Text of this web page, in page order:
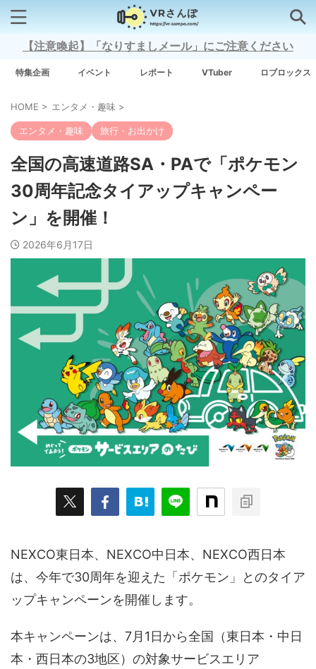
検索はコチラから
Grow A Garden（庭を成長させる）
タグ一覧
BitStar（ぶいらいぶ） CG(2D/3D) esports
Fortnite HMD HoloModels Music NEWS
Roblox Steam TGS VRChat
にじさんじ アウトドア アニメ アプリ
アミューズメント
ゲーム コスプレ スポーツ
パノラマ ボカロ メタバース レポート
仮想通貨/NFT 季節 映画
音声（ボイス）
【注意喚起】「なりすましメール」にご注意ください
特集企画 イベント レポート VTuber ロブロックス
HOME > エンタメ・趣味 >
エンタメ・趣味 旅行・お出かけ
全国の高速道路SA・PAで「ポケモン
30周年記念タイアップキャンペー
ン」を開催！
2026年6月17日
NEXCO東日本、NEXCO中日本、NEXCO西日本
は、今年で30周年を迎えた「ポケモン」とのタイア
ップキャンペーンを開催します。
本キャンペーンは、7月1日から全国（東日本・中日
本・西日本の3地区）の対象サービスエリア